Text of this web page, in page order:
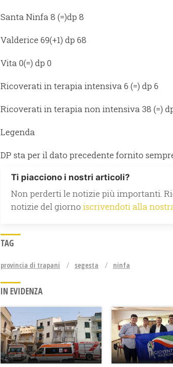
Santa Ninfa 8 (=)dp 8
Valderice 69(+1) dp 68
Vita 0(=) dp 0
Ricoverati in terapia intensiva 6 (=) dp 6
Ricoverati in terapia non intensiva 38 (=)
Legenda
DP sta per il dato precedente fornito
Ti piacciono i nostri articoli?
Non perderti le notizie più importanti.
notizie del giorno iscrivendoti alla
TAG
provincia di trapani segesta ninfa
IN EVIDENZA